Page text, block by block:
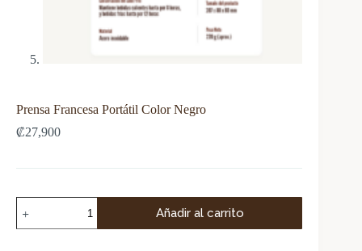
Prensa Francesa Portátil Color Negro
₡27,900
Añadir al carrito